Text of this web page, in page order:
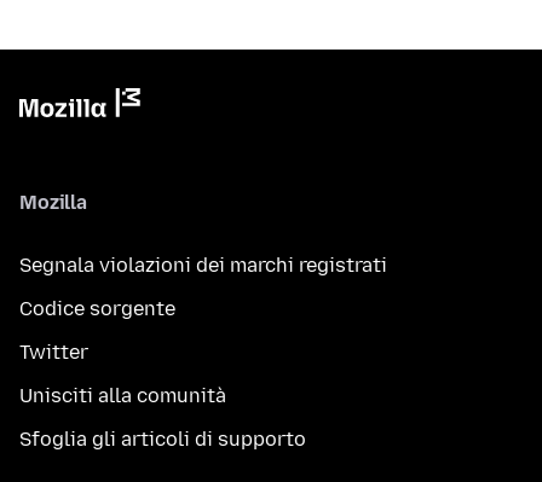
Mozilla
Segnala violazioni dei marchi registrati
Codice sorgente
Twitter
Unisciti alla comunità
Sfoglia gli articoli di supporto